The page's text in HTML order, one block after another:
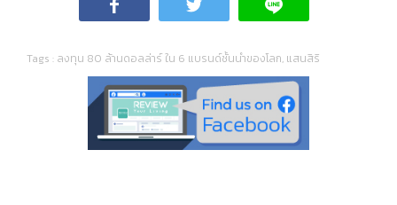
Tags : ลงทุน 80 ล้านดอลล่าร์ ใน 6 แบรนด์ชั้นนำของโลก, แสนสิริ